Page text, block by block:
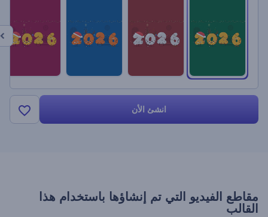
انشئ الأن
مقاطع الفيديو التي تم إنشاؤها باستخدام هذا
القالب